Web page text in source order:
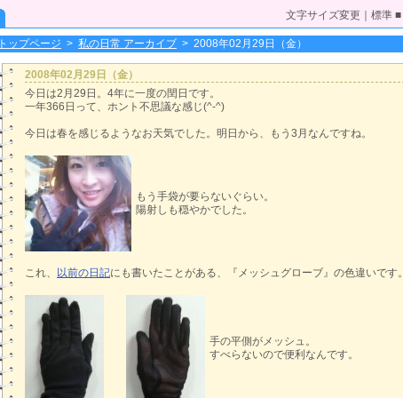
文字サイズ変更｜標準 ■
トップページ > 私の日常 アーカイブ > 2008年02月29日（金）
2008年02月29日（金）
今日は2月29日。4年に一度の閏日です。
一年366日って、ホント不思議な感じ(^-^)
今日は春を感じるようなお天気でした。明日から、もう3月なんですね。
もう手袋が要らないぐらい。
陽射しも穏やかでした。
これ、 以前の日記にも書いたことがある、『メッシュグローブ』の色違いです。
手の平側がメッシュ。
すべらないので便利なんです。